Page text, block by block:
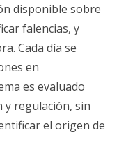
disponible sobre
falencias, y
Cada día se
en
es evaluado
y regulación, sin
el origen de